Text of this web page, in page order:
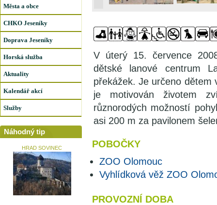
Města a obce
CHKO Jeseníky
Doprava Jeseníky
Horská služba
Aktuality
Kalendář akcí
Služby
Náhodný tip
HRAD SOVINEC
V úterý 15. července
dětské lanové centrum
překážek. Je určeno dětem
je motivován životem
různorodých možností
asi 200 m za pavilonem
POBOČKY
ZOO Olomouc
Vyhlídková věž ZOO
PROVOZNÍ DOBA